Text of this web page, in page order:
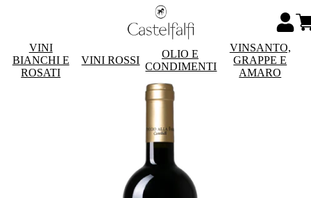
VINI
BIANCHI E
ROSATI
VINI ROSSI
OLIO E
CONDIMENTI
VINSANTO,
GRAPPE E
AMARO